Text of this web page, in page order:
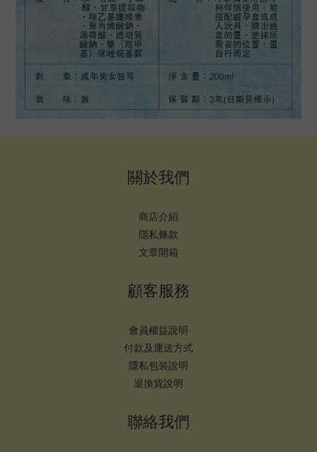
關於我們
商店介紹
隱私條款
文章開箱
顧客服務
會員權益說明
付款及運送方式
隱私包裝說明
退換貨說明
聯絡我們